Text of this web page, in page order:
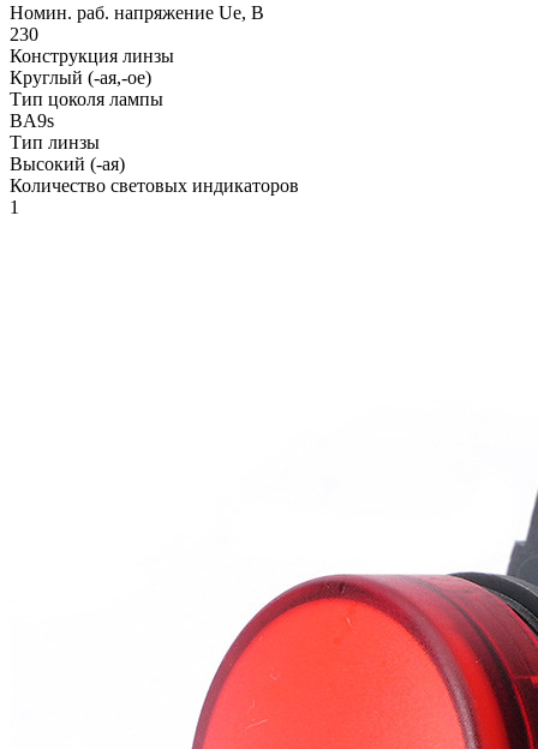
Номин. раб. напряжение Ue, В
230
Конструкция линзы
Круглый (-ая,-ое)
Тип цоколя лампы
BA9s
Тип линзы
Высокий (-ая)
Количество световых индикаторов
1